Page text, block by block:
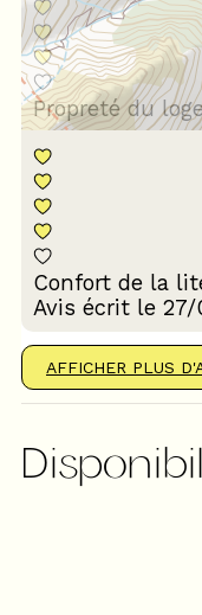
Propreté du
Confort de la
Avis écrit le
AFFICHER PLUS